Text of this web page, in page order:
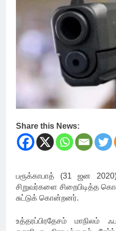
Share this News:
பரூக்காபாத் (31 ஜன
சிறுவர்களை சிறைபிடித்த
சுட்டுக் கொன்றனர்.
உத்தரப்பிரதேசம் மாநிலம்